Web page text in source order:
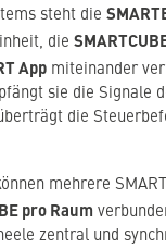
steht die
die
App miteinander
sie die Signale
die
mehrere
pro Raum
zentral und